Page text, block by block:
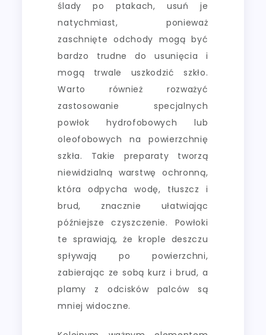
ślady po ptakach, usuń je
natychmiast, ponieważ
zaschnięte odchody mogą być
bardzo trudne do usunięcia i
mogą trwale uszkodzić szkło.
Warto również rozważyć
zastosowanie specjalnych
powłok hydrofobowych lub
oleofobowych na powierzchnię
szkła. Takie preparaty tworzą
niewidzialną warstwę ochronną,
która odpycha wodę, tłuszcz i
brud, znacznie ułatwiając
późniejsze czyszczenie. Powłoki
te sprawiają, że krople deszczu
spływają po powierzchni,
zabierając ze sobą kurz i brud, a
plamy z odcisków palców są
mniej widoczne.